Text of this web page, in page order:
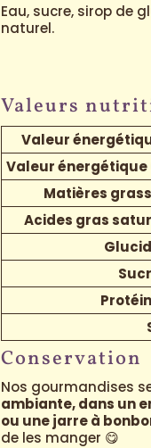
Eau, sucre, sirop de
naturel.
Valeurs
Valeur
Valeur
Matières
Acides gras
Conservation
Nos gourmandises
ambiante, dans un
ou une jarre à
de les manger 😋